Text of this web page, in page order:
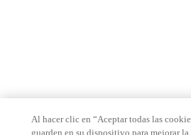
Al hacer clic en “Aceptar todas las
guarden en su dispositivo para mejorar